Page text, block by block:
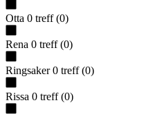
Otta 0 treff (0)
Rena 0 treff (0)
Ringsaker 0 treff (0)
Rissa 0 treff (0)